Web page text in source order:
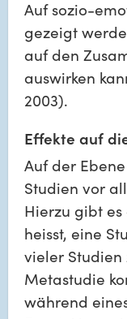
Auf sozio-
gezeigt
auf den
auswirken
2003).
Effekte auf
Auf der
Studien vor
Hierzu gibt
heisst, eine
vieler Studien
Metastudie
während